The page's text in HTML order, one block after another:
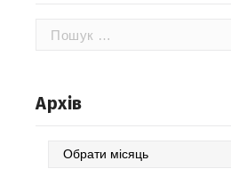
Пошук:
Архів
Архів